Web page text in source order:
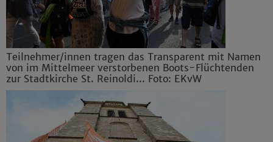
Teilnehmer/innen tragen das Transparent mit Namen
von im Mittelmeer verstorbenen Boots-Flüchtenden
zur Stadtkirche St. Reinoldi... Foto: EKvW